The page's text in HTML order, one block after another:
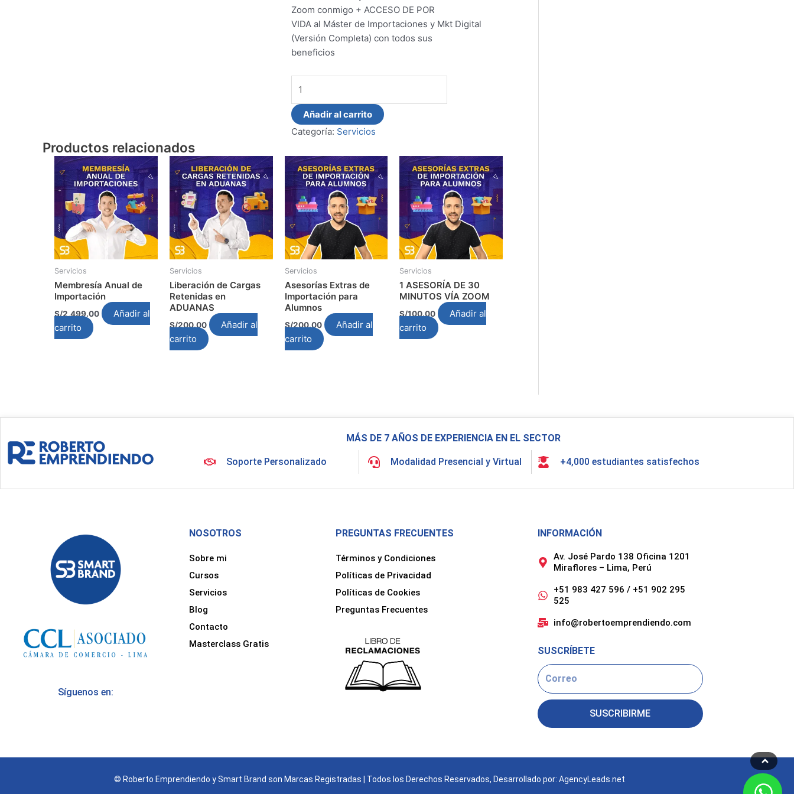
Zoom conmigo + ACCESO DE POR
VIDA al Máster de Importaciones y Mkt Digital
(Versión Completa) con todos sus
beneficios
Añadir al carrito
Categoría: Servicios
Productos relacionados
Servicios
Membresía Anual de
Importación
S/2,499.00
Añadir al
carrito
Servicios
Liberación de Cargas
Retenidas en
ADUANAS
S/200.00
Añadir al
carrito
Servicios
Asesorías Extras de
Importación para
Alumnos
S/200.00
Añadir al
carrito
Servicios
1 ASESORÍA DE 30
MINUTOS VÍA ZOOM
S/100.00
Añadir al
carrito
MÁS DE 7 AÑOS DE EXPERIENCIA EN EL SECTOR
Soporte Personalizado Modalidad Presencial y Virtual +4,000 estudiantes satisfechos
Síguenos en:
NOSOTROS
Sobre mi
Cursos
Servicios
Blog
Contacto
Masterclass Gratis
PREGUNTAS FRECUENTES
Términos y Condiciones
Políticas de Privacidad
Políticas de Cookies
Preguntas Frecuentes
INFORMACIÓN
Av. José Pardo 138 Oficina 1201
Miraflores – Lima, Perú
+51 983 427 596 / +51 902 295
525
info@robertoemprendiendo.com
SUSCRÍBETE
Email
SUSCRIBIRME
© Roberto Emprendiendo y Smart Brand son Marcas Registradas | Todos los Derechos Reservados, Desarrollado por: AgencyLeads.net